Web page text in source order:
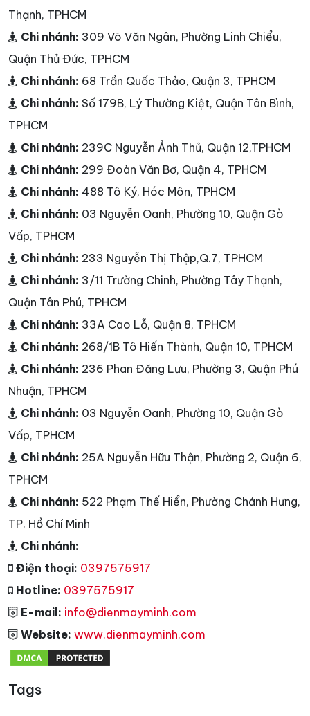
Thạnh, TPHCM
Chi nhánh: 309 Võ Văn Ngân, Phường Linh Chiểu,
Quận Thủ Đức, TPHCM
Chi nhánh: 68 Trần Quốc Thảo, Quận 3, TPHCM
Chi nhánh: Số 179B, Lý Thường Kiệt, Quận Tân Bình,
TPHCM
Chi nhánh: 239C Nguyễn Ảnh Thủ, Quận 12,TPHCM
Chi nhánh: 299 Đoàn Văn Bơ, Quận 4, TPHCM
Chi nhánh: 488 Tô Ký, Hóc Môn, TPHCM
Chi nhánh: 03 Nguyễn Oanh, Phường 10, Quận Gò
Vấp, TPHCM
Chi nhánh: 233 Nguyễn Thị Thập,Q.7, TPHCM
Chi nhánh: 3/11 Trường Chinh, Phường Tây Thạnh,
Quận Tân Phú, TPHCM
Chi nhánh: 33A Cao Lỗ, Quận 8, TPHCM
Chi nhánh: 268/1B Tô Hiến Thành, Quận 10, TPHCM
Chi nhánh: 236 Phan Đăng Lưu, Phường 3, Quận Phú
Nhuận, TPHCM
Chi nhánh: 03 Nguyễn Oanh, Phường 10, Quận Gò
Vấp, TPHCM
Chi nhánh: 25A Nguyễn Hữu Thận, Phường 2, Quận 6,
TPHCM
Chi nhánh: 522 Phạm Thế Hiển, Phường Chánh Hưng,
TP. Hồ Chí Minh
Chi nhánh:
Điện thoại: 0397575917
Hotline: 0397575917
E-mail: info@dienmayminh.com
Website: www.dienmayminh.com
Tags